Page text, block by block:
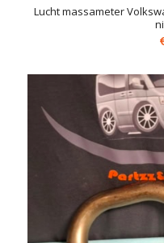
Lucht massameter